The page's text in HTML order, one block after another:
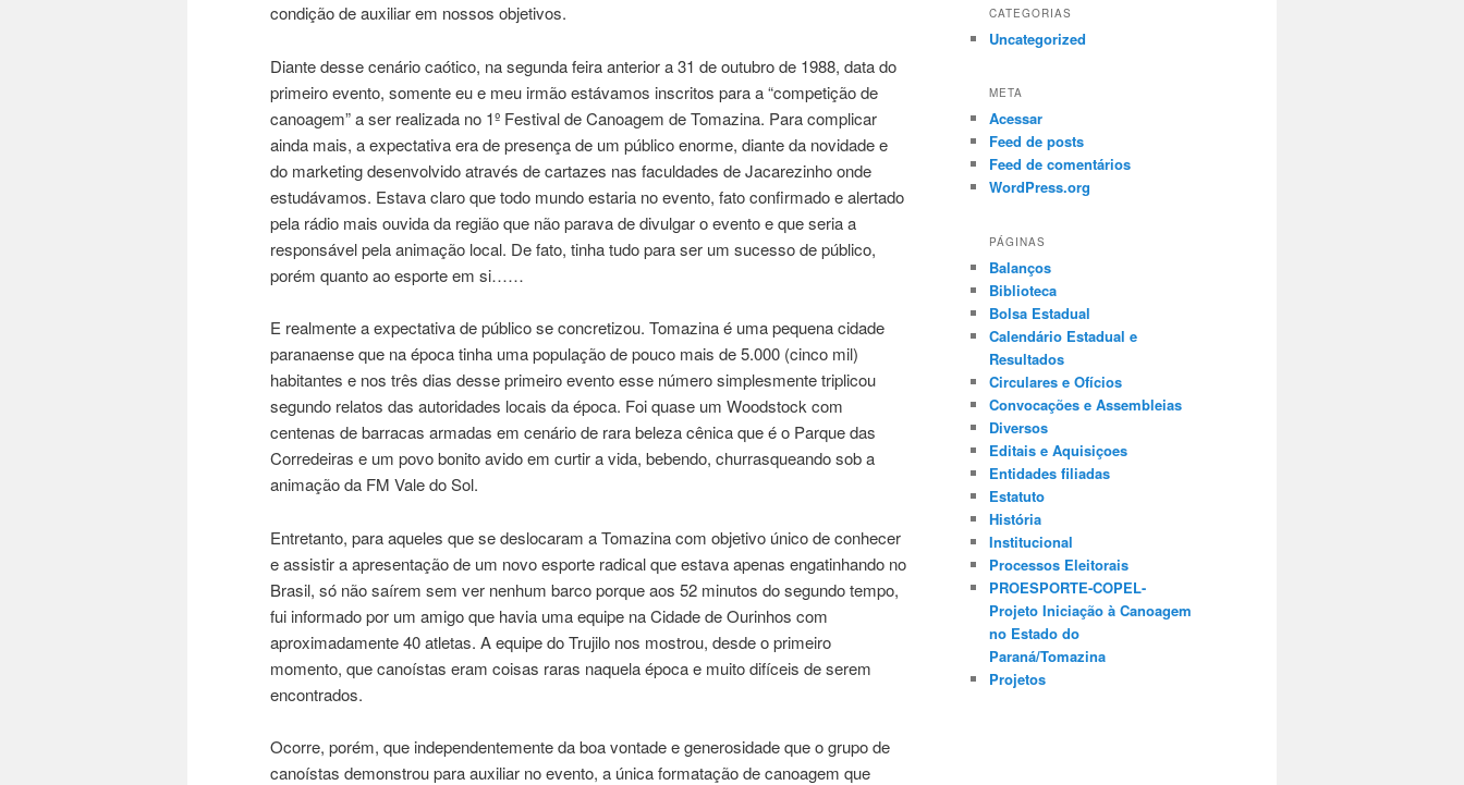
condição de auxiliar em nossos objetivos.
Diante desse cenário caótico, na segunda feira anterior a 31 de outubro de 1988, data do
primeiro evento, somente eu e meu irmão estávamos inscritos para a “competição de
canoagem” a ser realizada no 1º Festival de Canoagem de Tomazina. Para complicar
ainda mais, a expectativa era de presença de um público enorme, diante da novidade e
do marketing desenvolvido através de cartazes nas faculdades de Jacarezinho onde
estudávamos. Estava claro que todo mundo estaria no evento, fato confirmado e alertado
pela rádio mais ouvida da região que não parava de divulgar o evento e que seria a
responsável pela animação local. De fato, tinha tudo para ser um sucesso de público,
porém quanto ao esporte em si……
E realmente a expectativa de público se concretizou. Tomazina é uma pequena cidade
paranaense que na época tinha uma população de pouco mais de 5.000 (cinco mil)
habitantes e nos três dias desse primeiro evento esse número simplesmente triplicou
segundo relatos das autoridades locais da época. Foi quase um Woodstock com
centenas de barracas armadas em cenário de rara beleza cênica que é o Parque das
Corredeiras e um povo bonito avido em curtir a vida, bebendo, churrasqueando sob a
animação da FM Vale do Sol.
Entretanto, para aqueles que se deslocaram a Tomazina com objetivo único de conhecer
e assistir a apresentação de um novo esporte radical que estava apenas engatinhando no
Brasil, só não saírem sem ver nenhum barco porque aos 52 minutos do segundo tempo,
fui informado por um amigo que havia uma equipe na Cidade de Ourinhos com
aproximadamente 40 atletas. A equipe do Trujilo nos mostrou, desde o primeiro
momento, que canoístas eram coisas raras naquela época e muito difíceis de serem
encontrados.
Ocorre, porém, que independentemente da boa vontade e generosidade que o grupo de
canoístas demonstrou para auxiliar no evento, a única formatação de canoagem que
CATEGORIAS
Uncategorized
META
Acessar
Feed de posts
Feed de comentários
WordPress.org
PÁGINAS
Balanços
Biblioteca
Bolsa Estadual
Calendário Estadual e
Resultados
Circulares e Ofícios
Convocações e Assembleias
Diversos
Editais e Aquisiçoes
Entidades filiadas
Estatuto
História
Institucional
Processos Eleitorais
PROESPORTE-COPEL-
Projeto Iniciação à Canoagem
no Estado do
Paraná/Tomazina
Projetos